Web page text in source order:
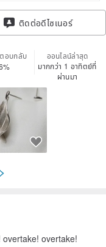
ติดต่อดีไซเนอร์
ตอบกลับ
ออนไลน์ล่าสุด
มากกว่า 1 อาทิตย์ที่
ผ่านมา
overtake!